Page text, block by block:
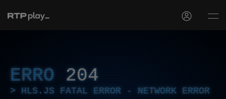
ERRO 204
HLS.JS FATAL ERROR - NETWORK ERROR